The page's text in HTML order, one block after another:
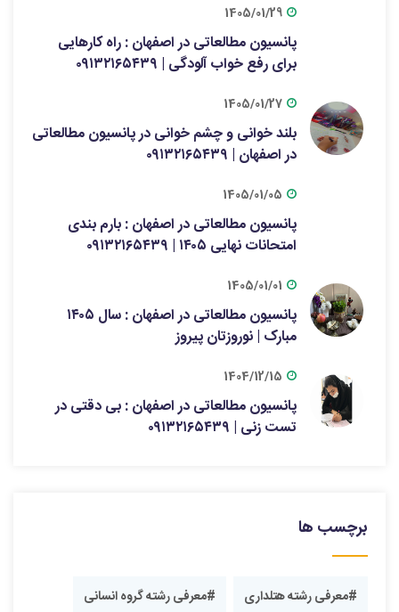
1405/01/29
پانسیون مطالعاتی در اصفهان : راه کارهایی
برای رفع خواب آلودگی | ۰۹۱۳۲۱۶۵۴۳۹
1405/01/27
بلند خوانی و چشم خوانی در پانسیون مطالعاتی
در اصفهان | ۰۹۱۳۲۱۶۵۴۳۹
1405/01/05
پانسیون مطالعاتی در اصفهان : بارم بندی
امتحانات نهایی ۱۴۰۵ | ۰۹۱۳۲۱۶۵۴۳۹
1405/01/01
پانسیون مطالعاتی در اصفهان : سال ۱۴۰۵
مبارک | نوروزتان پیروز
1404/12/15
پانسیون مطالعاتی در اصفهان : بی دقتی در
تست زنی | ۰۹۱۳۲۱۶۵۴۳۹
برچسب ها
#معرفی رشته هتلداری #معرفی رشته گروه انسانی